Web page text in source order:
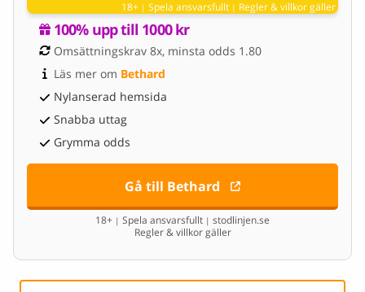
18+ | Spela ansvarsfullt | Regler & villkor gäller
100% upp till 1000 kr
Omsättningskrav 8x, minsta odds 1.80
Läs mer om Bethard
Nylanserad hemsida
Snabba uttag
Grymma odds
Gå till Bethard
18+ | Spela ansvarsfullt | stodlinjen.se
Regler & villkor gäller